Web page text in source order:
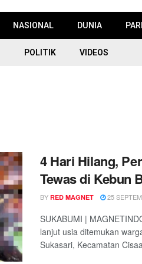
NASIONAL DUNIA
POLITIK VIDEOS
4 Hari Hilang,
Tewas di Kebun
BY RED MAGNET 25
SUKABUMI |
lanjut usia ditemukan
Sukasari, Kecamatan